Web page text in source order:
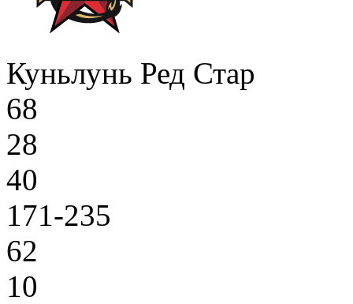
Куньлунь Ред Стар
68
28
40
171-235
62
10